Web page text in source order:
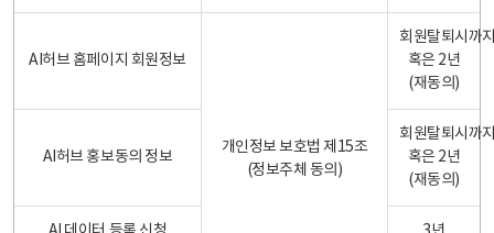
AI허브 홈페이지 회원정보
개인정보 보호법 제15조
(정보주체 동의)
회원탈퇴시까
혹은 2년
(재동의)
AI허브 홍보동의 정보
회원탈퇴시까
혹은 2년
(재동의)